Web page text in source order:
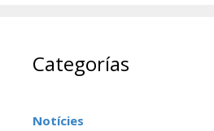
Categorías
Notícies